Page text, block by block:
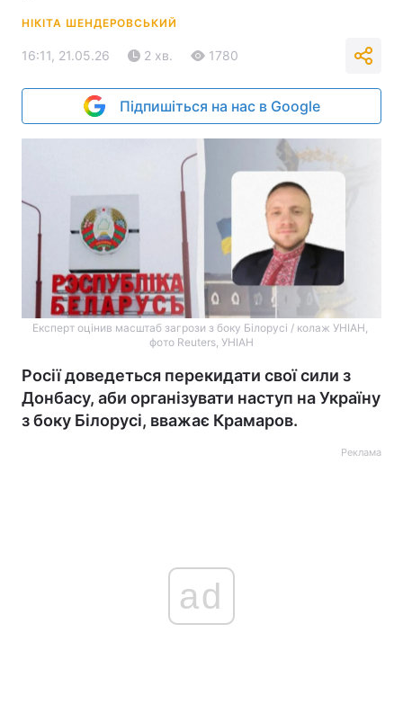
НІКІТА ШЕНДЕРОВСЬКИЙ
16:11, 21.05.26 2 хв. 1780
Підпишіться на нас в Google
Експерт оцінив масштаб загрози з боку Білорусі / колаж УНІАН,
фото Reuters, УНІАН
Росії доведеться перекидати свої сили з
Донбасу, аби організувати наступ на Україну
з боку Білорусі, вважає Крамаров.
Реклама
ad